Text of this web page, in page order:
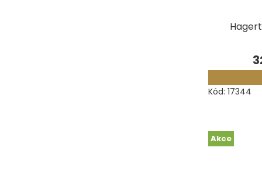
Kód: 17344
Akce